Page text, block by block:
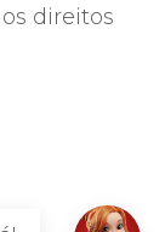
direitos